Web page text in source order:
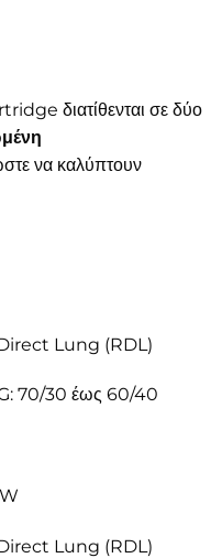
διατίθενται σε δύο
να καλύπτουν
Lung (RDL)
70/30 έως 60/40
Lung (RDL)